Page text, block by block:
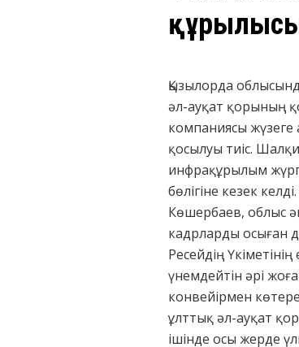
Қызылорда
әл-ауқат қорының
компаниясы
қосылуы тиіс.
инфрақұрылым
бөлігіне кезек
Көшербаев, облыс
кадрларды осыған
Ресейдің
үнемдейтін әрі
конвейірмен
ұлттық әл-ауқат
ішінде осы жерде